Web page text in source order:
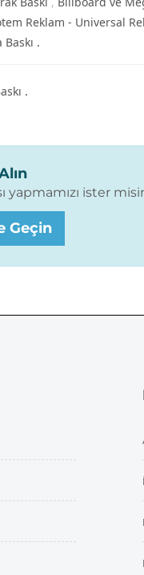
Reklam - Universal
yapmamızı ister
Geçin